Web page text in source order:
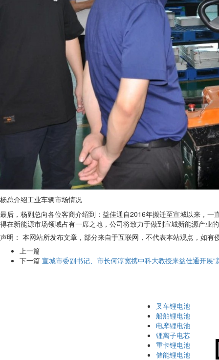
杨总介绍工业车辆市场情况
最后，杨副总向各位客商介绍到：益佳通自2016年搬迁至宣城以来，
得在新能源市场领域占有一席之地，公司将致力于做到宣城新能源产业
声明： 本网站所发布文章，部分来自于互联网，不代表本站观点，如有
上一篇
下一篇 宣城市委副书记、市长何淳宽携中科大教授来益佳通开展
叉车锂电池
船舶锂电池
电摩锂电池
锂离子电芯
重卡锂电池
储能锂电池